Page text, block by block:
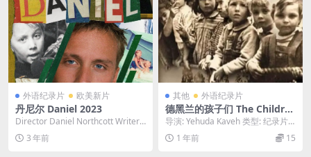
外语纪录片 欧美新片
丹尼尔 Daniel 2023
Director Daniel Northcott Writer
Daniel ...
3 年前
其他 外语纪录片
德黑兰的孩子们 The Childre
n of Tehran 2007
导演: Yehuda Kaveh 类型: 纪录片
制片国家/地区: 以色列 语言...
1 年前 15